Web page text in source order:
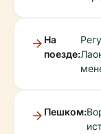
На
поезде:
Пешком: